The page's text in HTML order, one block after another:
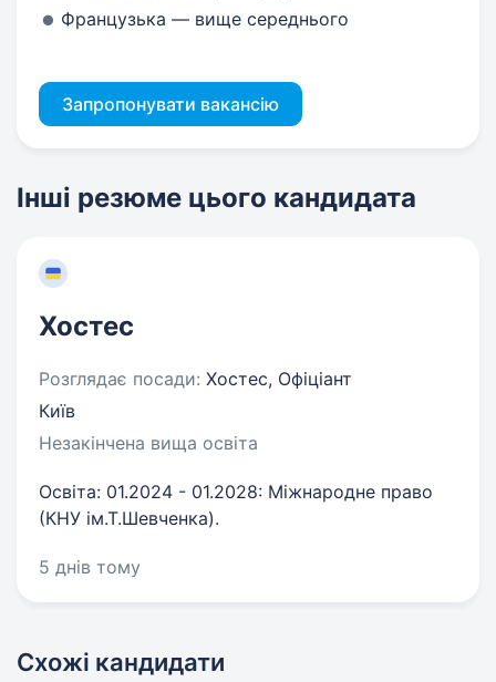
Французька — вище середнього
Запропонувати вакансію
Інші резюме цього кандидата
Хостес
Розглядає посади: Хостес, Офіціант
Київ
Незакінчена вища освіта
Освіта: 01.2024 - 01.2028: Міжнародне право
(КНУ ім.Т.Шевченка).
5 днів тому
Схожі кандидати